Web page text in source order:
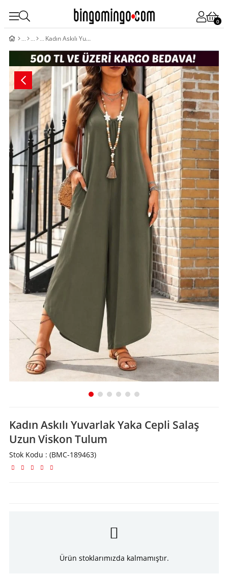
0
Kadın Askılı Yuvarlak Yaka Cepli Salaş Uzun Viskon Tulum
Kadın Askılı Yuvarlak Yaka Cepli Salaş
Uzun Viskon Tulum
Stok Kodu (BMC-189463)
Ürün stoklarımızda kalmamıştır.